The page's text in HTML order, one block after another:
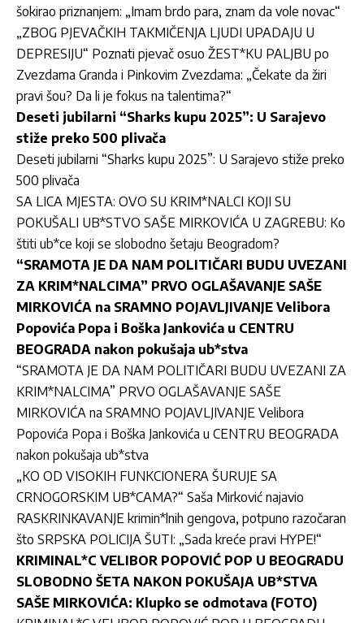
šokirao priznanjem: „Imam brdo para, znam da vole novac“
„ZBOG PJEVAČKIH TAKMIČENJA LJUDI UPADAJU U
DEPRESIJU“ Poznati pjevač osuo ŽEST*KU PALJBU po
Zvezdama Granda i Pinkovim Zvezdama: „Čekate da žiri
pravi šou? Da li je fokus na talentima?“
Deseti jubilarni “Sharks kupu 2025”: U Sarajevo
stiže preko 500 plivača
Deseti jubilarni “Sharks kupu 2025”: U Sarajevo stiže preko
500 plivača
SA LICA MJESTA: OVO SU KRIM*NALCI KOJI SU
POKUŠALI UB*STVO SAŠE MIRKOVIĆA U ZAGREBU: Ko
štiti ub*ce koji se slobodno šetaju Beogradom?
“SRAMOTA JE DA NAM POLITIČARI BUDU UVEZANI
ZA KRIM*NALCIMA” PRVO OGLAŠAVANJE SAŠE
MIRKOVIĆA na SRAMNO POJAVLJIVANJE Velibora
Popovića Popa i Boška Jankovića u CENTRU
BEOGRADA nakon pokušaja ub*stva
“SRAMOTA JE DA NAM POLITIČARI BUDU UVEZANI ZA
KRIM*NALCIMA” PRVO OGLAŠAVANJE SAŠE
MIRKOVIĆA na SRAMNO POJAVLJIVANJE Velibora
Popovića Popa i Boška Jankovića u CENTRU BEOGRADA
nakon pokušaja ub*stva
„KO OD VISOKIH FUNKCIONERA ŠURUJE SA
CRNOGORSKIM UB*CAMA?“ Saša Mirković najavio
RASKRINKAVANJE krimin*lnih gengova, potpuno razočaran
što SRPSKA POLICIJA ŠUTI: „Sada kreće pravi HYPE!“
KRIMINAL*C VELIBOR POPOVIĆ POP U BEOGRADU
SLOBODNO ŠETA NAKON POKUŠAJA UB*STVA
SAŠE MIRKOVIĆA: Klupko se odmotava (FOTO)